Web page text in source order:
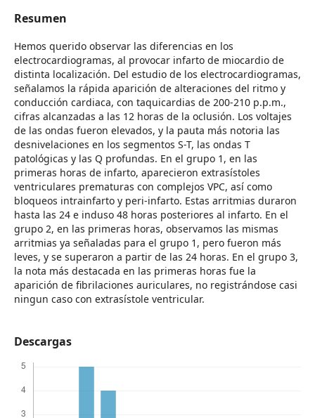
Resumen
Hemos querido observar las diferencias en los
electrocardiogramas, al provocar infarto de miocardio de
distinta localización. Del estudio de los electrocardiogramas,
señalamos la rápida aparición de alteraciones del ritmo y
conducción cardiaca, con taquicardias de 200-210 p.p.m.,
cifras alcanzadas a las 12 horas de la oclusión. Los voltajes
de las ondas fueron elevados, y la pauta más notoria las
desnivelaciones en los segmentos S-T, las ondas T
patológicas y las Q profundas. En el grupo 1, en las
primeras horas de infarto, aparecieron extrasístoles
ventriculares prematuras con complejos VPC, así como
bloqueos intrainfarto y peri-infarto. Estas arritmias duraron
hasta las 24 e induso 48 horas posteriores al infarto. En el
grupo 2, en las primeras horas, observamos las mismas
arritmias ya señaladas para el grupo 1, pero fueron más
leves, y se superaron a partir de las 24 horas. En el grupo 3,
la nota más destacada en las primeras horas fue la
aparición de fibrilaciones auriculares, no registrándose casi
ningun caso con extrasístole ventricular.
Descargas